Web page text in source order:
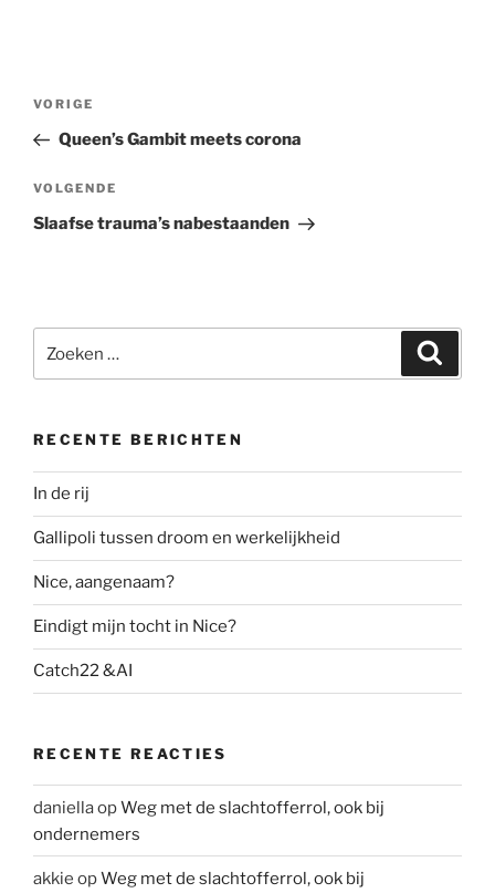
Bericht
Vorig
bericht
VORIGE
Queen’s Gambit meets corona
Volgend
bericht
VOLGENDE
Slaafse trauma’s nabestaanden
naar:
RECENTE BERICHTEN
In de rij
Gallipoli tussen droom en werkelijkheid
Nice, aangenaam?
Eindigt mijn tocht in Nice?
Catch22 &AI
RECENTE REACTIES
daniellaopWeg met de slachtofferrol, ook bij
ondernemers
akkie opWeg met de slachtofferrol, ook bij